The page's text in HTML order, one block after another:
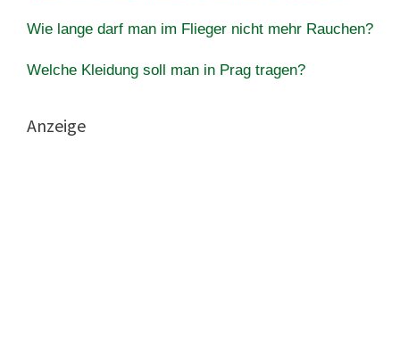
Wie lange darf man im Flieger nicht mehr Rauchen?
Welche Kleidung soll man in Prag tragen?
Anzeige